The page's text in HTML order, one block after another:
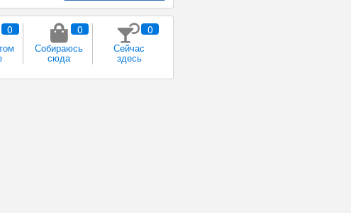
0 0
Собираюсь
сюда
0
Сейчас
здесь